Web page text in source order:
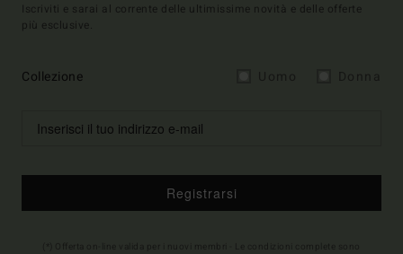
Iscriviti e sarai al corrente delle ultimissime novità e delle offerte
più esclusive.
Collezione
Registrarsi